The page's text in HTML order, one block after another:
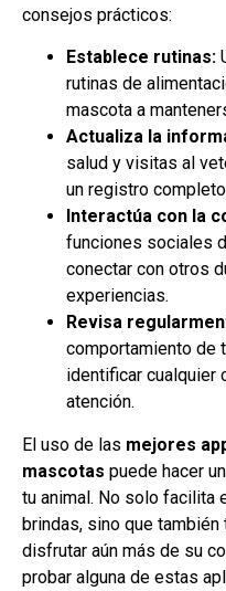
consejos prácticos:
Establece rutinas:
rutinas de
mascota a
Actualiza la
salud y visitas al
un registro
Interactúa con la
funciones sociales
conectar con otros
experiencias.
Revisa
comportamiento de
identificar cualquier
atención.
El uso de las mejores
mascotas puede hacer
tu animal. No solo facilita
brindas, sino que
disfrutar aún más de su
probar alguna de estas